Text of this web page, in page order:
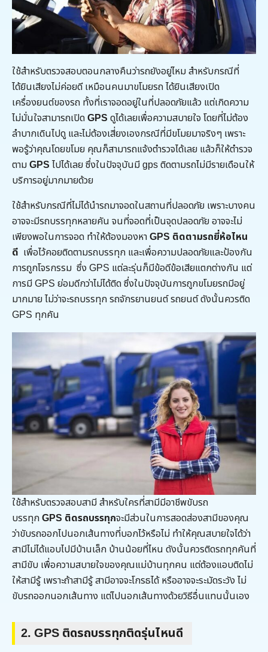
ใช้สำหรับตรวจสอบตอนกลางคืนว่ารถยังอยู่ไหม สำหรับกรณีที่
ได้ยินเสียงไม่ค่อยดี เหมือนคนมาขโมยรถ ได้ยินเสียงเปิด
เครื่องยนต์ของรถ ทั้งที่เราจอดอยู่ในที่ปลอดภัยแล้ว แต่เกิดความ
ไม่มั่นใจสามารถเปิดGPS ดูได้เลยเพื่อความสบายใจ โดยที่ไม่ต้อง
ลำบากเดินไปดู และไม่ต้องเสี่ยงเองกรณีที่มีขโมยมาจริงๆ เพราะ
พอรู้ว่าคุณโดยขโมย คุณก็สามารถแจ้งตำรวจได้เลย แล้วก็ให้ตำรวจ
ตามGPS ไปได้เลย ซึ่งในปัจจุบันมี gps ติดตามรถไม่มีรายเดือนให้
บริการอยู่มากมายด้วย
ใช้สำหรับกรณีที่ไม่ได้นำรถมาจอดในสถานที่ปลอดภัย เพราะบางคน
อาจจะมีรถบรรทุกหลายคัน จนที่จอดที่เป็นจุดปลอดภัย อาจจะไม่
เพียงพอในการจอด ทำให้ต้องมองหาGPS ติดตามรถยี่ห้อไหน
ดี เพื่อไว้คอยติดตามรถบรรทุก และเพื่อความปลอดภัยและป้องกัน
การถูกโจรกรรม ซึ่ง GPS แต่ละรุ่นก็มีข้อดีข้อเสียแตกต่างกัน แต่
การมี GPS ย่อมดีกว่าไม่ได้ติด ซึ่งในปัจจุบันการถูกขโมยรถมีอยู่
มากมาย ไม่ว่าจะรถบรรทุก รถจักรยานยนต์ รถยนต์ ดังนั้นควรติด
GPS ทุกคัน
ใช้สำหรับตรวจสอบสามี สำหรับใครที่สามีมีอาชีพขับรถ
บรรทุกGPS ติดรถบรรทุกจะมีส่วนในการสอดส่องสามีของคุณ
ว่าขับรถออกไปนอกเส้นทางที่บอกไว้หรือไม่ ทำให้คุณสบายใจได้ว่า
สามีไม่ได้แอบไปมีบ้านเล็ก บ้านน้อยที่ไหน ดังนั้นควรติดรถทุกคันที่
สามีขับ เพื่อความสบายใจของคุณแม่บ้านทุกคน แต่ต้องแอบติดไม่
ให้สามีรู้ เพราะถ้าสามีรู้ สามีอาจจะโกรธได้ หรืออาจจะระมัดระวัง ไม่
ขับรถออกนอกเส้นทาง แต่ไปนอกเส้นทางด้วยวิธีอื่นแทนนั้นเอง
2. GPS ติดรถบรรทุกติดรุ่นไหนดี